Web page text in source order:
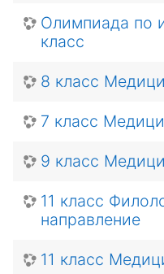
Олимпиада по
класс
8 класс
7 класс
9 класс
11 класс
направление
11 класс